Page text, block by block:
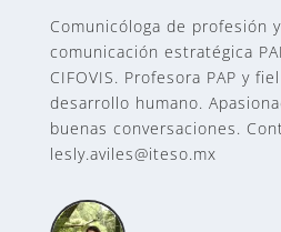
Comunicóloga de profesión
comunicación estratégica
CIFOVIS. Profesora PAP y
desarrollo humano.
buenas conversaciones.
lesly.aviles@iteso.mx